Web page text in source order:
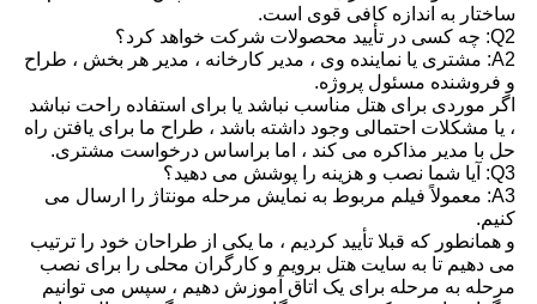
ساختار به اندازه کافی قوی است.
Q2: چه کسی در تأیید محصولات شرکت خواهد کرد؟
A2: مشتری یا نماینده وی ، مدیر کارخانه ، مدیر هر بخش ، طراح
و فروشنده مسئول پروژه.
اگر موردی برای هتل مناسب نباشد یا برای استفاده راحت نباشد
، یا مشکلات احتمالی وجود داشته باشد ، طراح ما برای یافتن راه
حل با مدیر مذاکره می کند ، اما براساس درخواست مشتری.
Q3: آیا شما نصب و هزینه را پوشش می دهید؟
A3: معمولاً فیلم مربوط به نمایش مرحله مونتاژ را ارسال می
کنیم.
و همانطور که قبلا تأیید کردیم ، ما یکی از طراحان خود را ترتیب
می دهیم تا به سایت هتل برویم و کارگران محلی را برای نصب
مرحله به مرحله برای یک اتاق آموزش دهیم ، سپس می توانیم